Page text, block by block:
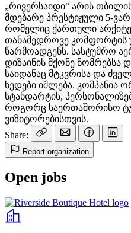
„რივერსაიდი“ არის
მდებარე პრესტიჟული 5-
რომელიც ქართული
თანამედროვე კომფორტის
წარმოადგენს. სასტუმრო
დიზაინის მქონე ნომრებსა
საიდანაც მტკვრისა და
ხედები იშლება. კომპანია
სტანდარტის,
როგორც საერთაშორისო
ვიზიტორებისთვის.
Share:
Report organization
Open jobs